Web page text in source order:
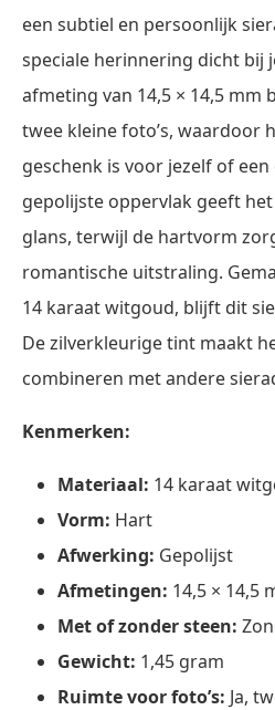
een subtiel en persoonlijk
speciale herinnering dicht bij
afmeting van 14,5 × 14,5
twee kleine foto’s, waardoor
geschenk is voor jezelf of
gepolijste oppervlak geeft
glans, terwijl de hartvorm
romantische uitstraling.
14 karaat witgoud, blijft dit
De zilverkleurige tint maakt
combineren met andere
Kenmerken:
Materiaal: 14 karaat
Vorm: Hart
Afwerking: Gepolijst
Afmetingen: 14,5 × 14,5
Met of zonder steen:
Gewicht: 1,45 gram
Ruimte voor foto’s: Ja,